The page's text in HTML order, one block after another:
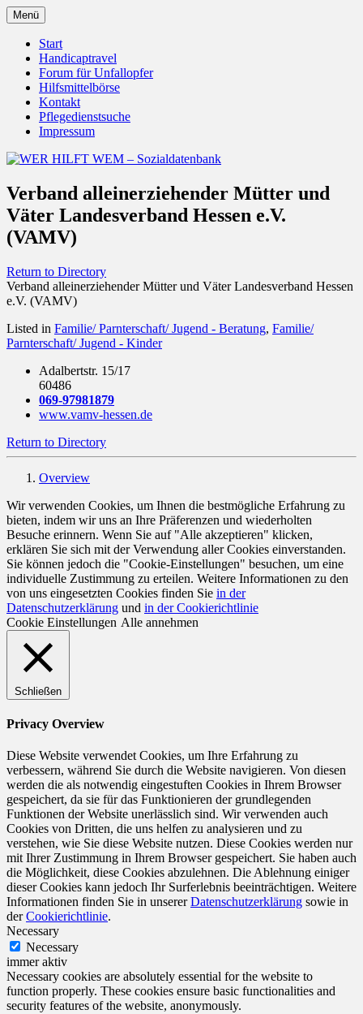
Zum
Inhalt
springen
WER HILFT WEM –
Sozialdatenbank
Menü
Start
Handicaptravel
Forum für Unfallopfer
Hilfsmittelbörse
Kontakt
Pflegedienstsuche
Impressum
Verband alleinerziehender Mütter und
Väter Landesverband Hessen e.V.
(VAMV)
Return to Directory
Verband alleinerziehender Mütter und Väter Landesverband Hessen
e.V. (VAMV)
Listed in Familie/ Parnterschaft/ Jugend - Beratung, Familie/
Parnterschaft/ Jugend - Kinder
Adalbertstr. 15/17
60486
069-97981879
www.vamv-hessen.de
Return to Directory
Overview
Wir verwenden Cookies, um Ihnen die bestmögliche Erfahrung zu
bieten, indem wir uns an Ihre Präferenzen und wiederholten
Besuche erinnern. Wenn Sie auf "Alle akzeptieren" klicken,
erklären Sie sich mit der Verwendung aller Cookies einverstanden.
Sie können jedoch die "Cookie-Einstellungen" besuchen, um eine
individuelle Zustimmung zu erteilen. Weitere Informationen zu den
von uns eingesetzten Cookies finden Sie in der
Datenschutzerklärung und in der Cookierichtlinie
Cookie Einstellungen Alle annehmen
Schließen
Privacy Overview
Diese Website verwendet Cookies, um Ihre Erfahrung zu
verbessern, während Sie durch die Website navigieren. Von diesen
werden die als notwendig eingestuften Cookies in Ihrem Browser
gespeichert, da sie für das Funktionieren der grundlegenden
Funktionen der Website unerlässlich sind. Wir verwenden auch
Cookies von Dritten, die uns helfen zu analysieren und zu
verstehen, wie Sie diese Website nutzen. Diese Cookies werden nur
mit Ihrer Zustimmung in Ihrem Browser gespeichert. Sie haben auch
die Möglichkeit, diese Cookies abzulehnen. Die Ablehnung einiger
dieser Cookies kann jedoch Ihr Surferlebnis beeinträchtigen. Weitere
Informationen finden Sie in unsererDatenschutzerklärung sowie in
derCookierichtlinie.
Necessary
Necessary
immer aktiv
Necessary cookies are absolutely essential for the website to
function properly. These cookies ensure basic functionalities and
security features of the website, anonymously.